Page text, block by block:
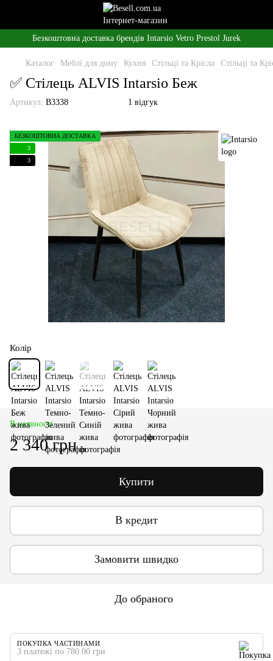
Безкоштовна доставка брендів Intarsio Vetro Prestol Jurek
Каталог Меблі для дому Кухня Стільці та Крісла Стільці та
✅ Стілець ALVIS Intarsio Беж
Артикул: B3338 1 відгук
БЕЗКОШТОВНА ДОСТАВКА
3
3
Колір
В наявності
2 340 грн
Купити
В кредит
Замовити швидко
До обраного
ПОКУПКА ЧАСТИНАМИ
3 платежі по 780.00 грн